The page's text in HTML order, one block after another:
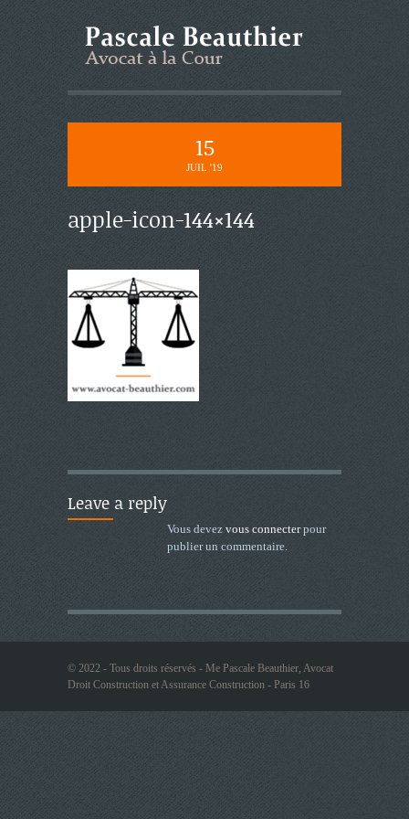
15
JUIL '19
apple-icon-144×144
Leave a reply
Vous devez vous connecterpour
publier un commentaire.
© 2022 - Tous droits réservés - Me Pascale Beauthier, Avocat
Droit Construction et Assurance Construction - Paris 16